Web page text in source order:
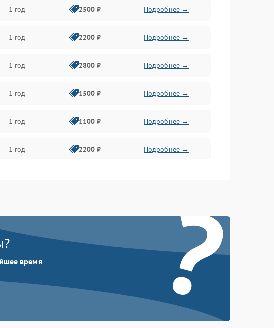
1 год 2500 ₽ Подробнее →
1 год 2200 ₽ Подробнее →
1 год 2800 ₽ Подробнее →
1 год 1500 ₽ Подробнее →
1 год 1100 ₽ Подробнее →
1 год 2200 ₽ Подробнее →
1 год 2000 ₽
Подробнее →
Подробнее →
?
время